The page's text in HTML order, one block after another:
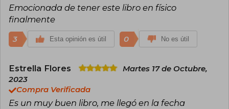
Emocionada de tener este libro en físico
finalmente
3 Esta opinión es útil 0 No es útil
Estrella Flores
Martes 17 de Octubre,
2023
Compra Verificada
Es un muy buen libro, me llegó en la fecha